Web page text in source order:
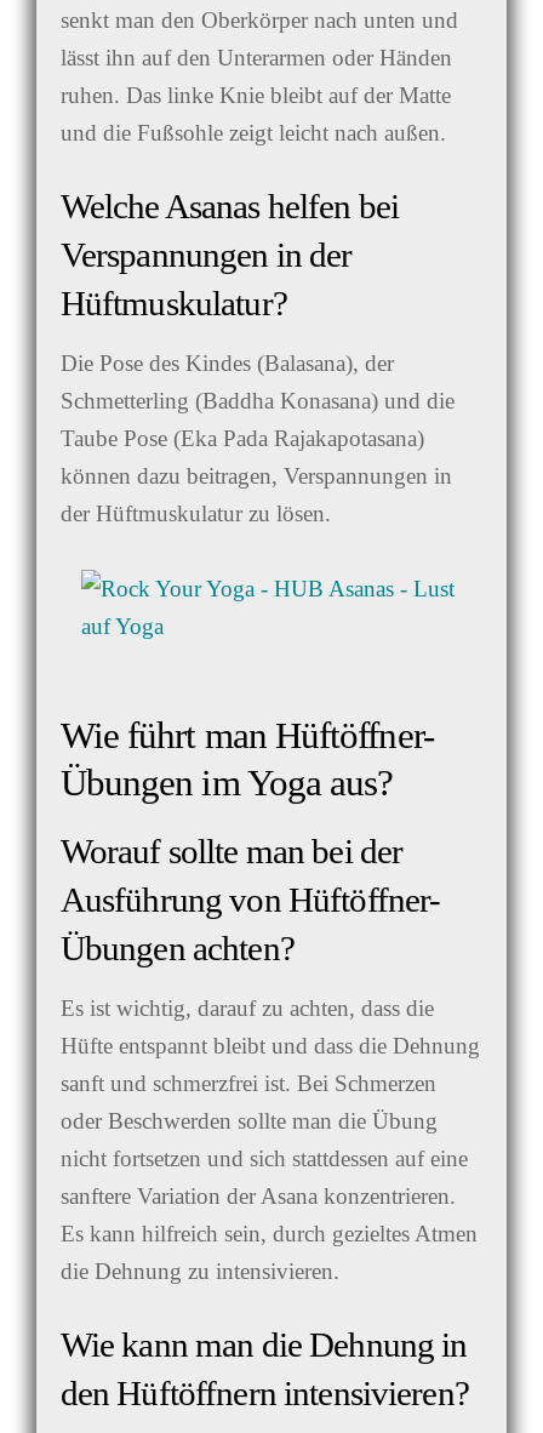
senkt man den Oberkörper nach unten und
lässt ihn auf den Unterarmen oder Händen
ruhen. Das linke Knie bleibt auf der Matte
und die Fußsohle zeigt leicht nach außen.
Welche Asanas helfen bei
Verspannungen in der
Hüftmuskulatur?
Die Pose des Kindes (Balasana), der
Schmetterling (Baddha Konasana) und die
Taube Pose (Eka Pada Rajakapotasana)
können dazu beitragen, Verspannungen in
der Hüftmuskulatur zu lösen.
Wie führt man Hüftöffner-
Übungen im Yoga aus?
Worauf sollte man bei der
Ausführung von Hüftöffner-
Übungen achten?
Es ist wichtig, darauf zu achten, dass die
Hüfte entspannt bleibt und dass die Dehnung
sanft und schmerzfrei ist. Bei Schmerzen
oder Beschwerden sollte man die Übung
nicht fortsetzen und sich stattdessen auf eine
sanftere Variation der Asana konzentrieren.
Es kann hilfreich sein, durch gezieltes Atmen
die Dehnung zu intensivieren.
Wie kann man die Dehnung in
den Hüftöffnern intensivieren?